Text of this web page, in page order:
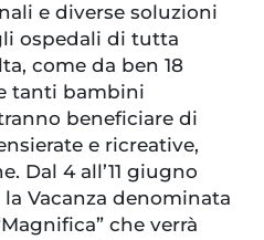
e diverse soluzioni
ospedali di tutta
come da ben 18
tanti bambini
beneficiare di
e ricreative,
Dal 4 all’11 giugno
Vacanza denominata
che verrà